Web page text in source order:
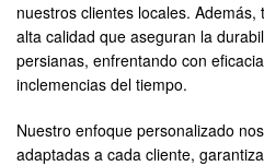
nuestros clientes locales.
alta calidad que aseguran la
persianas, enfrentando con
inclemencias del tiempo.
Nuestro enfoque personalizado
adaptadas a cada cliente,